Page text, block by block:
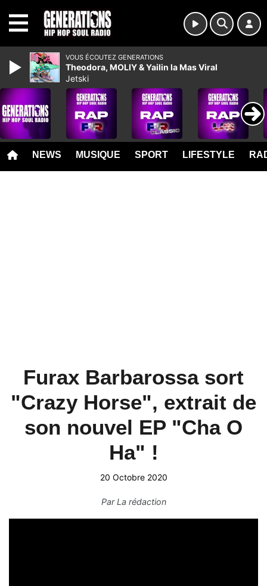
NEWS MUSIQUE SPORT LIFESTYLE
Furax Barbarossa sort
"Crazy Horse", extrait de
son nouvel EP "Cha O
Ha" !
20 Octobre 2020
ParLa rédaction
VOUS ÉCOUTEZ GENERATIONS
Theodora, MOLIY & Yailin la Mas Viral
Jetski